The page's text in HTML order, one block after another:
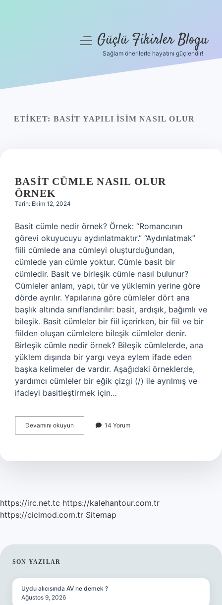
Yasal Uyarı
menüyüGüçlü Fikirler Blogu
Sağlam önerilerle hayatını güçlendir!
ETIKET: BASIT YAPILI ISIM NASIL OLUR
BASIT CÜMLE NASIL OLUR
ÖRNEK
Tarih: Ekim 12, 2024
Basit cümle nedir örnek? Örnek: “Romancının
görevi okuyucuyu aydınlatmaktır.” “Aydınlatmak”
fiili cümlede ana cümleyi oluşturduğundan,
cümlede yan cümle yoktur. Cümle basit bir
cümledir. Basit ve birleşik cümle nasıl bulunur?
Cümleler anlam, yapı, tür ve yüklemin yerine göre
dörde ayrılır. Yapılarına göre cümleler dört ana
başlık altında sınıflandırılır: basit, ardışık, bağımlı ve
bileşik. Basit cümleler bir fiil içerirken, bir fiil ve bir
fiilden oluşan cümlelere bileşik cümleler denir.
Birleşik cümle nedir örnek? Bileşik cümlelerde, ana
yüklem dışında bir yargı veya eylem ifade eden
başka kelimeler de vardır. Aşağıdaki örneklerde,
yardımcı cümleler bir eğik çizgi (/) ile ayrılmış ve
ifadeyi basitleştirmek için…
Devamını okuyun
Cümle
Örnek
14 Yorum
https://irc.net.tc https://kalehantour.com.tr
https://cicimod.com.tr Sitemap
SIDEBAR
SON YAZILAR
Uydu alıcısında AV ne demek ?
Ağustos 9, 2026